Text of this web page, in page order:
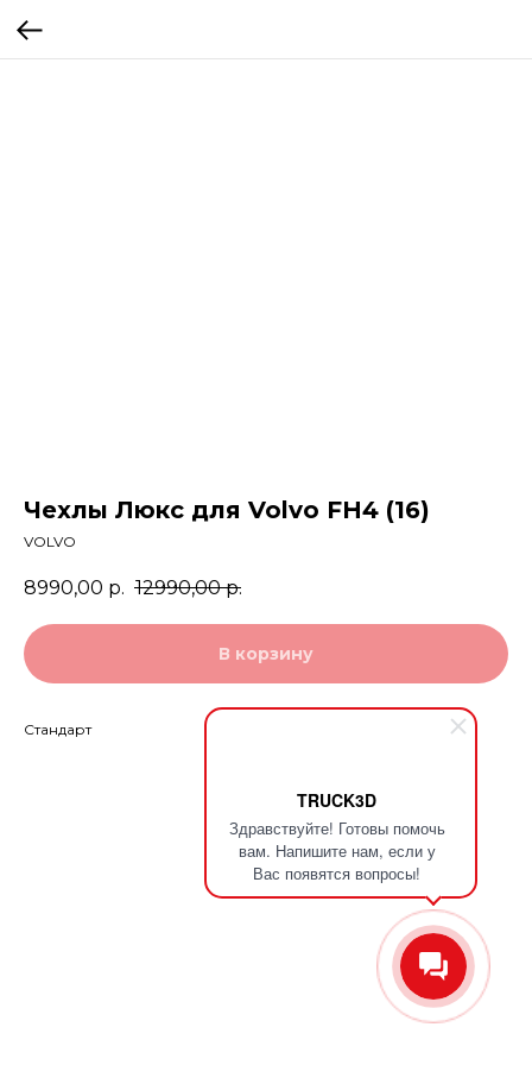
TRUCK3D
Здравствуйте! Готовы помочь
вам. Напишите нам, если у
Вас появятся вопросы!
Чехлы Люкс для Volvo FH4 (16)
VOLVO
8990,00 р. 12990,00 р.
В корзину
Стандарт